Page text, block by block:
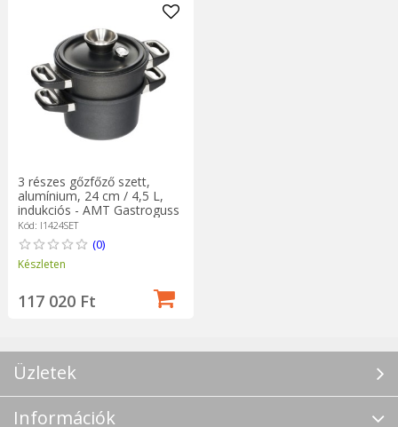
3 részes gőzfőző szett,
alumínium, 24 cm / 4,5 L,
indukciós - AMT Gastroguss
Kód: I1424SET
(0)
Készleten
117 020 Ft
Üzletek
Információk